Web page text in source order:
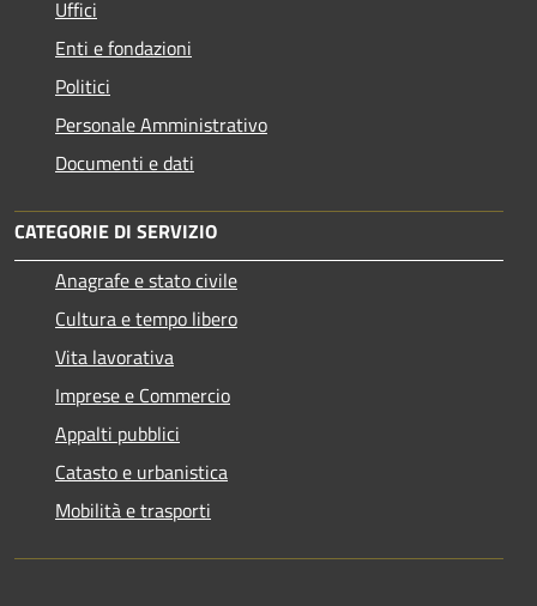
Uffici
Enti e fondazioni
Politici
Personale Amministrativo
Documenti e dati
CATEGORIE DI SERVIZIO
Anagrafe e stato civile
Cultura e tempo libero
Vita lavorativa
Imprese e Commercio
Appalti pubblici
Catasto e urbanistica
Mobilità e trasporti